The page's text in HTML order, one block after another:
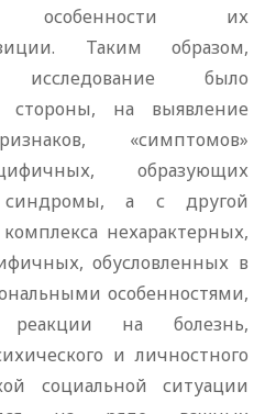
особенности их
Таким образом,
исследование было
стороны, на выявление
«симптомов»
образующих
синдромы, а с другой
нехарактерных,
обусловленных в
особенностями,
на болезнь,
и личностного
социальной ситуации